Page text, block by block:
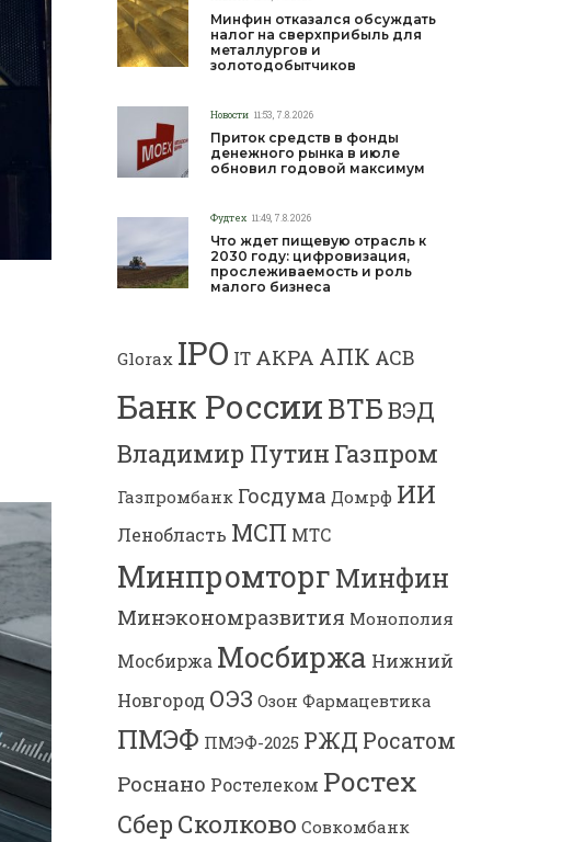
Минфин отказался обсуждать
налог на сверхприбыль для
металлургов и
золотодобытчиков
Новости 11:53, 7.8.2026
Приток средств в фонды
денежного рынка в июле
обновил годовой максимум
Фудтех 11:49, 7.8.2026
Что ждет пищевую отрасль к
2030 году: цифровизация,
прослеживаемость и роль
малого бизнеса
Glorax IPO IT АКРА АПК АСВ
Банк РоссииВТБВЭД
Владимир Путин Газпром
Газпромбанк Госдума Домрф ИИ
Ленобласть МСП МТС
МинпромторгМинфин
Минэкономразвития Монополия
Мосбиржа Мосбиржа Нижний
Новгород ОЭЗ Озон Фармацевтика
ПМЭФ ПМЭФ-2025 РЖД Росатом
Роснано Ростелеком Ростех
Сбер Сколково Совкомбанк